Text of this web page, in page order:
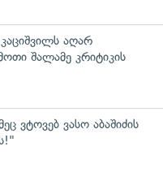
აღარ
შალამე კრიტიკის
ვტოვებ ვასო აბაშიძის